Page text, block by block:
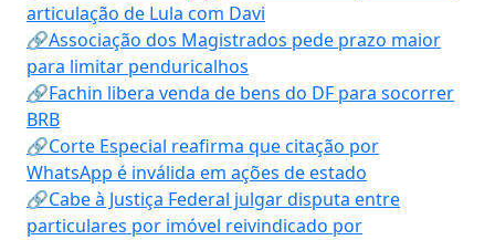
articulação de Lula com Davi
🔗Associação dos Magistrados pede prazo maior
para limitar penduricalhos
🔗Fachin libera venda de bens do DF para socorrer
BRB
🔗Corte Especial reafirma que citação por
WhatsApp é inválida em ações de estado
🔗Cabe à Justiça Federal julgar disputa entre
particulares por imóvel reivindicado por